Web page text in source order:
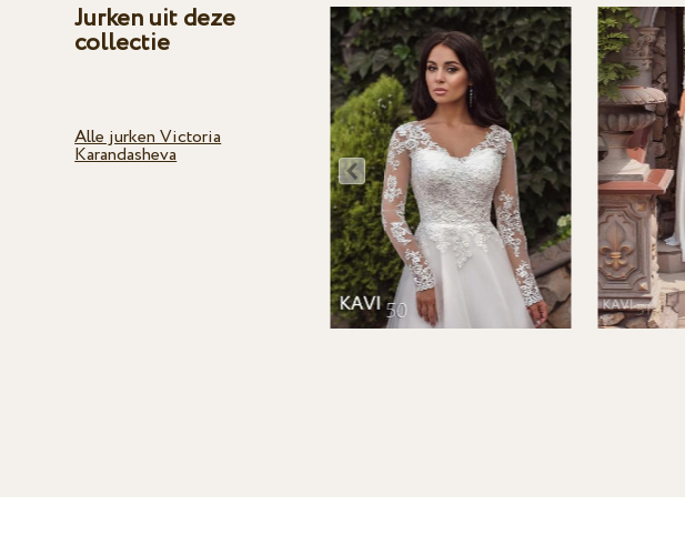
Jurken uit deze
collectie
Alle jurken Victoria
Karandasheva